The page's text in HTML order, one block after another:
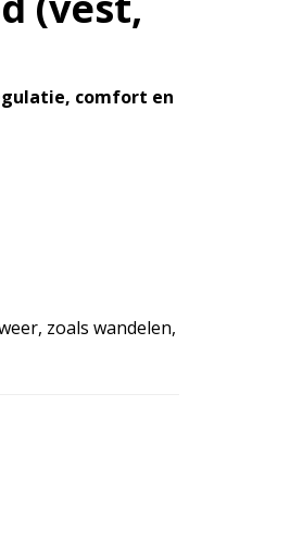
comfort en
zoals wandelen,